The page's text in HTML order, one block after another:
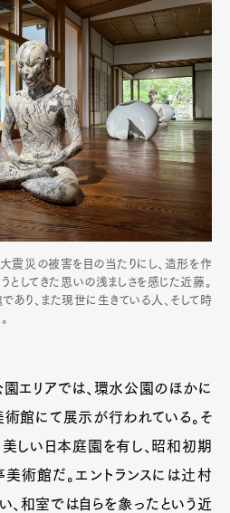
災の被害を目の当たりにし、造形を作
としてきた思いの浅ましさを感じた近藤。
あり、また現世に生きている人、そして時
エリアでは、環水公園のほかに
館にて展示が行われている。そ
美しい日本庭園を有し、昭和初期
術館だ。エントランスには辻村
、和室では自らを象ったという近